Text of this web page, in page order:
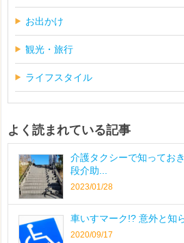
お出かけ
観光・旅行
ライフスタイル
よく読まれている記事
介護タクシーで知ってお
段介助...
2023/01/28
車いすマーク!? 意外と知
2020/09/17